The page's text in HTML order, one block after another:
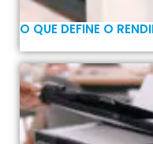
O QUE DEFINE O